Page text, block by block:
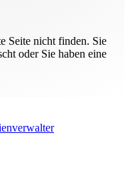
Seite nicht finden. Sie
oder Sie haben eine